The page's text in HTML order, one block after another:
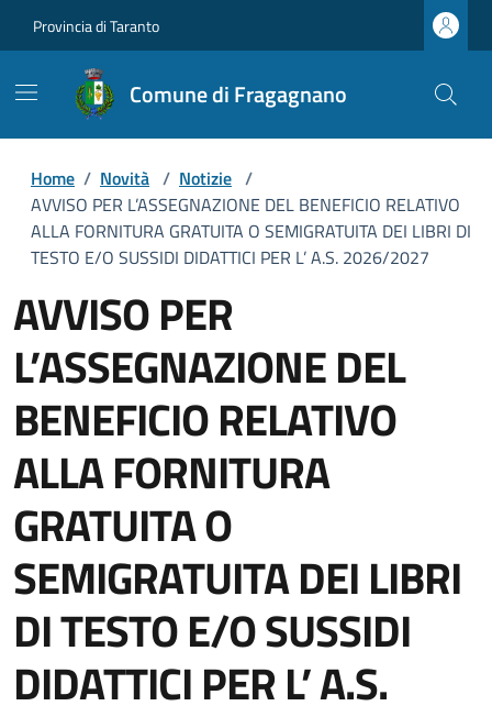
Provincia di Taranto
Comune di Fragagnano
Home / Novità / Notizie /
AVVISO PER L’ASSEGNAZIONE DEL BENEFICIO RELATIVO
ALLA FORNITURA GRATUITA O SEMIGRATUITA DEI LIBRI DI
TESTO E/O SUSSIDI DIDATTICI PER L’ A.S. 2026/2027
AVVISO PER
L’ASSEGNAZIONE DEL
BENEFICIO RELATIVO
ALLA FORNITURA
GRATUITA O
SEMIGRATUITA DEI LIBRI
DI TESTO E/O SUSSIDI
DIDATTICI PER L’ A.S.